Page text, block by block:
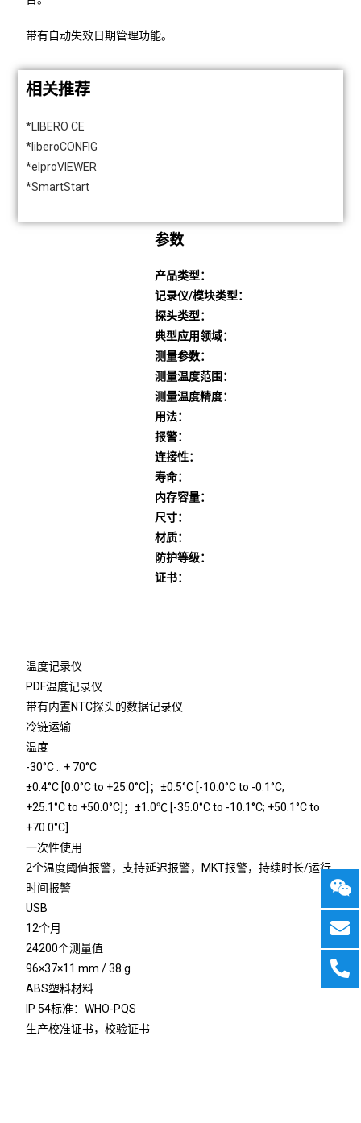
带有自动失效日期管理功能。
相关推荐
*LIBERO CE
*liberoCONFIG
*elproVIEWER
*SmartStart
参数
产品类型：
记录仪/模块类型：
探头类型：
典型应用领域：
测量参数：
测量温度范围：
测量温度精度：
用法：
报警：
连接性：
寿命：
内存容量：
尺寸：
材质：
防护等级：
证书：
温度记录仪
PDF温度记录仪
带有内置NTC探头的数据记录仪
冷链运输
温度
-30°C .. + 70°C
±0.4°C [0.0°Cto +25.0°C]；±0.5°C [-10.0°Cto -0.1°C;
+25.1°Cto +50.0°C]；±1.0℃ [-35.0°Cto -10.1°C; +50.1°Cto
+70.0°C]
一次性使用
2个温度阈值报警，支持延迟报警，MKT报警，持续时长/运行
时间报警
USB
12个月
24200个测量值
96×37×11 mm / 38 g
ABS塑料材料
IP 54标准：WHO-PQS
生产校准证书，校验证书